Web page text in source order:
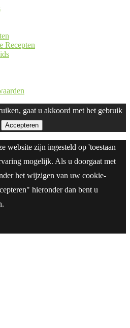
Recepten
gaat u akkoord met het gebruik
Accepteren
website zijn ingesteld op 'toestaan
mogelijk. Als u doorgaat met
het wijzigen van uw cookie-
hieronder dan bent u